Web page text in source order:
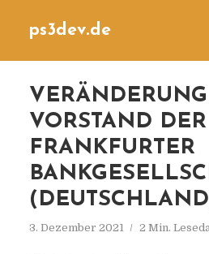
ps3dev.de
VORSTAND DER
FRANKFURTER
3. Dezember 2021 2 Min.